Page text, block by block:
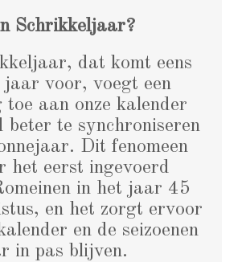
Schrikkeljaar?
dat komt eens
voor, voegt een
aan onze kalender
beter te synchroniseren
Dit fenomeen
het eerst ingevoerd
in het jaar 45
en het zorgt ervoor
en de seizoenen
in pas blijven.